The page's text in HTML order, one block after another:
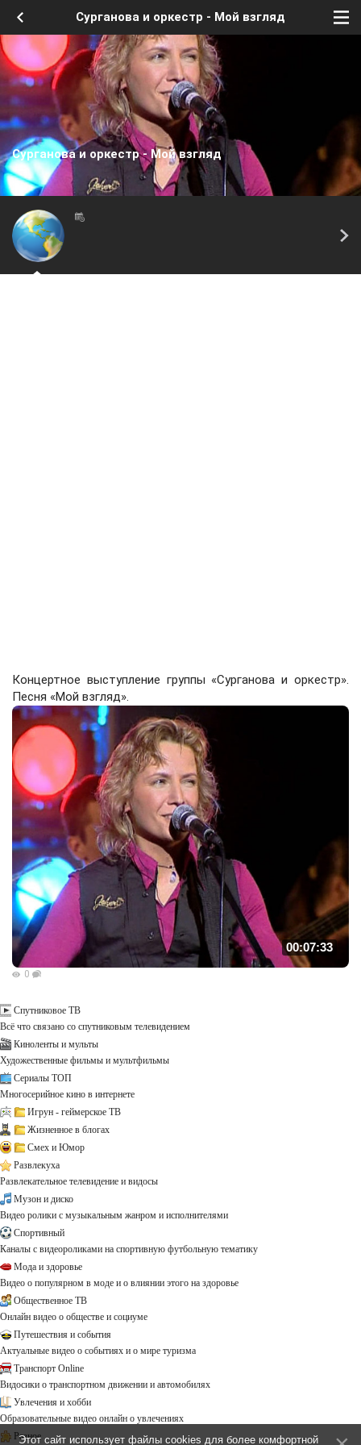
Сурганова и оркестр - Мой взгляд
Сурганова и оркестр - Мой взгляд
Концертное выступление группы «Сурганова и оркестр».
Песня «Мой взгляд».
00:07:33
0
Спутниковое ТВ
Всё что связано со спутниковым телевидением
Киноленты и мульты
Художественные фильмы и мультфильмы
Сериалы ТОП
Многосерийное кино в интернете
Игрун - геймерское ТВ
Жизненное в блогах
Смех и Юмор
Развлекуха
Развлекательное телевидение и видосы
Музон и диско
Видео ролики с музыкальным жанром и исполнителями
Спортивный
Каналы с видеороликами на спортивную футбольную тематику
Мода и здоровье
Видео о популярном в моде и о влиянии этого на здоровье
Общественное ТВ
Онлайн видео о обществе и социуме
Путешествия и события
Актуальные видео о событиях и о мире туризма
Транспорт Online
Видосики о транспортном движении и автомобилях
Увлечения и хобби
Образовательные видео онлайн о увлечениях
Разное
Этот сайт использует файлы cookies для более комфортной